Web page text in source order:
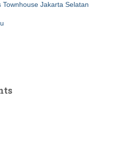
Townhouse Jakarta Selatan